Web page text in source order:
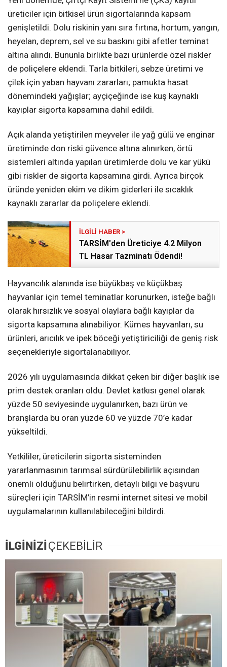
üreticiler için bitkisel ürün sigortalarında kapsam
genişletildi. Dolu riskinin yanı sıra fırtına, hortum, yangın,
heyelan, deprem, sel ve su baskını gibi afetler teminat
altına alındı. Bununla birlikte bazı ürünlerde özel riskler
de poliçelere eklendi. Tarla bitkileri, sebze üretimi ve
çilek için yaban hayvanı zararları; pamukta hasat
dönemindeki yağışlar; ayçiçeğinde ise kuş kaynaklı
kayıplar sigorta kapsamına dahil edildi.
Açık alanda yetiştirilen meyveler ile yağ gülü ve enginar
üretiminde don riski güvence altına alınırken, örtü
sistemleri altında yapılan üretimlerde dolu ve kar yükü
gibi riskler de sigorta kapsamına girdi. Ayrıca birçok
üründe yeniden ekim ve dikim giderleri ile sıcaklık
kaynaklı zararlar da poliçelere eklendi.
TARSİM'den Üreticiye 4.2 Milyon
TL Hasar Tazminatı Ödendi!
Hayvancılık alanında ise büyükbaş ve küçükbaş
hayvanlar için temel teminatlar korunurken, isteğe bağlı
olarak hırsızlık ve sosyal olaylara bağlı kayıplar da
sigorta kapsamına alınabiliyor. Kümes hayvanları, su
ürünleri, arıcılık ve ipek böceği yetiştiriciliği de geniş risk
seçenekleriyle sigortalanabiliyor.
2026 yılı uygulamasında dikkat çeken bir diğer başlık ise
prim destek oranları oldu. Devlet katkısı genel olarak
yüzde 50 seviyesinde uygulanırken, bazı ürün ve
branşlarda bu oran yüzde 60 ve yüzde 70’e kadar
yükseltildi.
Yetkililer, üreticilerin sigorta sisteminden
yararlanmasının tarımsal sürdürülebilirlik açısından
önemli olduğunu belirtirken, detaylı bilgi ve başvuru
süreçleri için TARSİM’in resmi internet sitesi ve mobil
uygulamalarının kullanılabileceğini bildirdi.
İLGİNİZİÇEKEBİLİR